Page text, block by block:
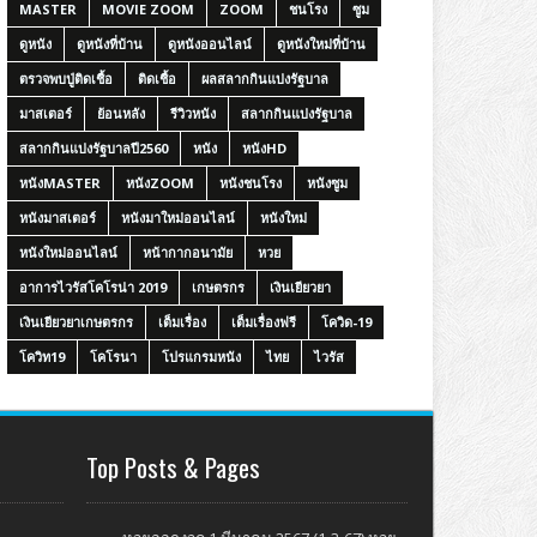
MASTER MOVIE ZOOM ZOOM ชนโรง
ซูม
ดูหนัง
ดูหนังที่บ้าน ดูหนังออนไลน์
ดูหนังใหม่ที่บ้าน
ตรวจพบปู่ติดเชื้อ
ติดเชื้อ
ผลสลากกินแบ่งรัฐบาล
มาสเตอร์
ย้อนหลัง รีวิวหนัง
สลากกินแบ่งรัฐบาล
สลากกินแบ่งรัฐบาลปี2560
หนัง
หนังHD
หนังMASTER
หนังZOOM หนังชนโรง
หนังซูม
หนังมาสเตอร์
หนังมาใหม่ออนไลน์
หนังใหม่
หนังใหม่ออนไลน์
หน้ากากอนามัย
หวย
อาการไวรัสโคโรน่า 2019
เกษตรกร
เงินเยียวยา
เงินเยียวยาเกษตรกร
เต็มเรื่อง เต็มเรื่องฟรี
โควิด-19
โควิท19
โคโรนา โปรแกรมหนัง ไทย ไวรัส
Top Posts & Pages